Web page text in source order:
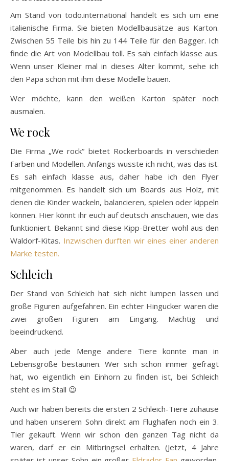
Am Stand von todo.international handelt es sich um eine
italienische Firma. Sie bieten Modellbausätze aus Karton.
Zwischen 55 Teile bis hin zu 144 Teile für den Bagger. Ich
finde die Art von Modellbau toll. Es sah einfach klasse aus.
Wenn unser Kleiner mal in dieses Alter kommt, sehe ich
den Papa schon mit ihm diese Modelle bauen.
Wer möchte, kann den weißen Karton später noch
ausmalen.
We rock
Die Firma „We rock“ bietet Rockerboards in verschieden
Farben und Modellen. Anfangs wusste ich nicht, was das ist.
Es sah einfach klasse aus, daher habe ich den Flyer
mitgenommen. Es handelt sich um Boards aus Holz, mit
denen die Kinder wackeln, balancieren, spielen oder kippeln
können. Hier könnt ihr euch auf deutsch anschauen, wie das
funktioniert. Bekannt sind diese Kipp-Bretter wohl aus den
Waldorf-Kitas. Inzwischen durften wir eines einer anderen
Marke testen.
Schleich
Der Stand von Schleich hat sich nicht lumpen lassen und
große Figuren aufgefahren. Ein echter Hingucker waren die
zwei großen Figuren am Eingang. Mächtig und
beeindruckend.
Aber auch jede Menge andere Tiere konnte man in
Lebensgröße bestaunen. Wer sich schon immer gefragt
hat, wo eigentlich ein Einhorn zu finden ist, bei Schleich
steht es im Stall 😉
Auch wir haben bereits die ersten 2 Schleich-Tiere zuhause
und haben unserem Sohn direkt am Flughafen noch ein 3.
Tier gekauft. Wenn wir schon den ganzen Tag nicht da
waren, darf er ein Mitbringsel erhalten. (Jetzt, 4 Jahre